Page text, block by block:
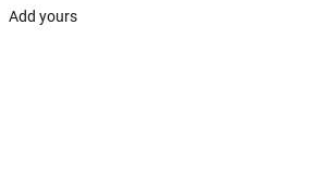
Add yours